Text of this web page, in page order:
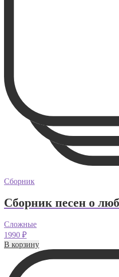
Сборник
Сборник песен о
Сложные
1990 ₽
В корзину